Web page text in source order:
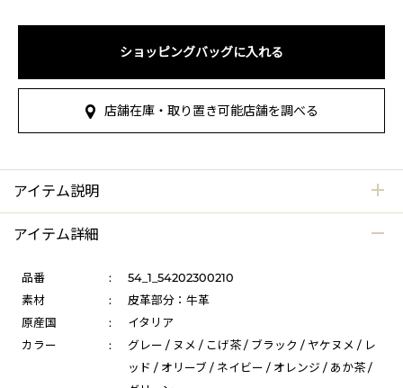
ショッピングバッグに入れる
店舗在庫・取り置き可能店舗を調べる
アイテム説明
アイテム詳細
品番 :
54_1_54202300210
素材
:
皮革部分：牛革
原産国
:
イタリア
カラー
:
グレー / ヌメ / こげ茶 / ブラック / ヤケヌメ / レ
ッド / オリーブ / ネイビー / オレンジ / あか茶 /